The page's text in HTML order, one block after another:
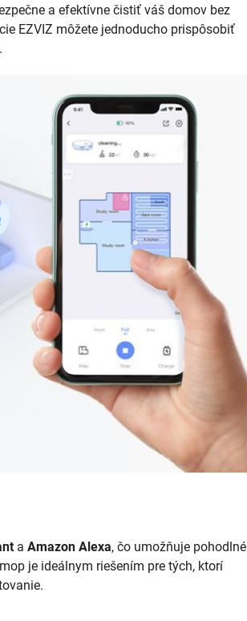
a efektívne čistiť váš domov bez
EZVIZ môžete jednoducho prispôsobiť
a Amazon Alexa, čo umožňuje pohodlné
je ideálnym riešením pre tých, ktorí